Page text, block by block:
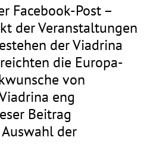
Facebook-Post –
der Veranstaltungen
der Viadrina
die Europa-
von
eng
Beitrag
der